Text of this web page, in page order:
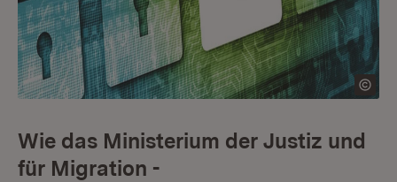
Wie das Ministerium der Justiz und
für Migration -